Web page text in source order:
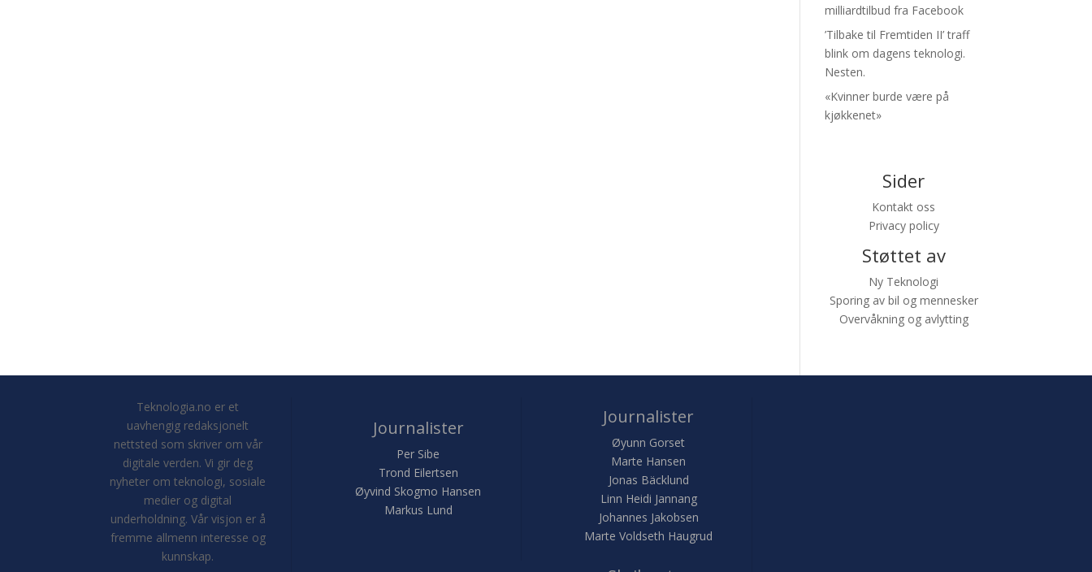
milliardtilbud fra Facebook
’Tilbake til Fremtiden II’ traff
blink om dagens teknologi.
Nesten.
«Kvinner burde være på
kjøkkenet»
Sider
Kontakt oss
Privacy policy
Støttet av
Ny Teknologi
Sporing av bil og mennesker
Overvåkning og avlytting
Teknologia.no er et
uavhengig redaksjonelt
nettsted som skriver om vår
digitale verden. Vi gir deg
nyheter om teknologi, sosiale
medier og digital
underholdning. Vår visjon er å
fremme allmenn interesse og
kunnskap.
Journalister
Per Sibe
Trond Eilertsen
Øyvind Skogmo Hansen
Markus Lund
Journalister
Øyunn Gorset
Marte Hansen
Jonas Bäcklund
Linn Heidi Jannang
Johannes Jakobsen
Marte Voldseth Haugrud